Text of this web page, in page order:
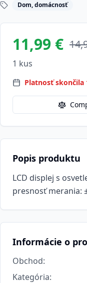
Dom, domácnosť
11,99 €
1 kus
Platnosť skončila
Popis produktu
LCD displej s
presnosť merania:
Informácie o
Obchod:
Kategória: